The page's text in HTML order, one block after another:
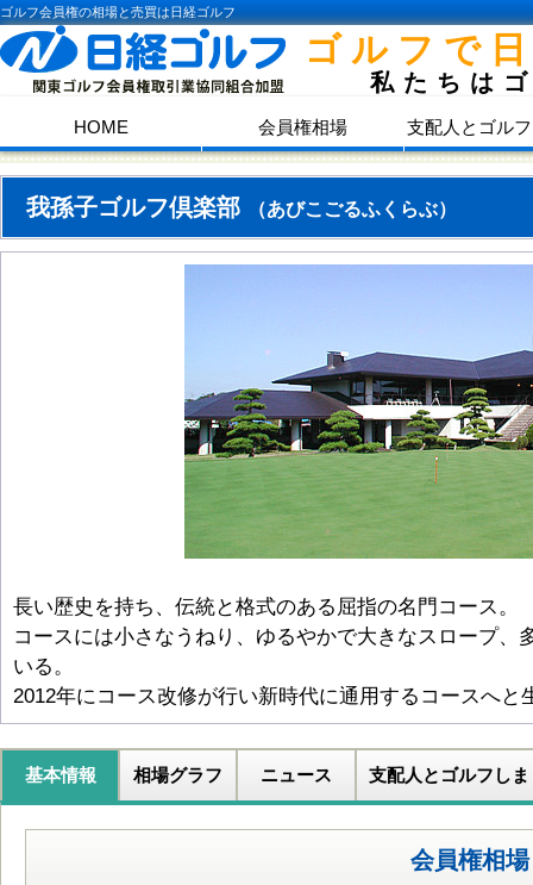
ゴルフ会員権の相場と売買は日経ゴルフ
ゴルフで
私たちは
HOME 会員権相場 支配人とゴル
我孫子ゴルフ倶楽部 （あびこごるふくらぶ）
長い歴史を持ち、伝統と格式のある屈指の名門コース。
コースには小さなうねり、ゆるやかで大きなスロープ
いる。
2012年にコース改修が行い新時代に通用するコースへと
基本情報 相場グラフ ニュース 支配人とゴルフしま
会員権相場